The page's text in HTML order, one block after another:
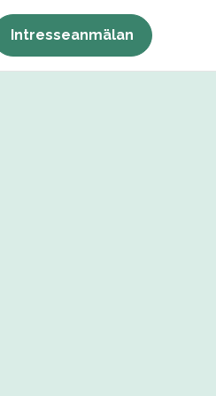
Intresseanmälan